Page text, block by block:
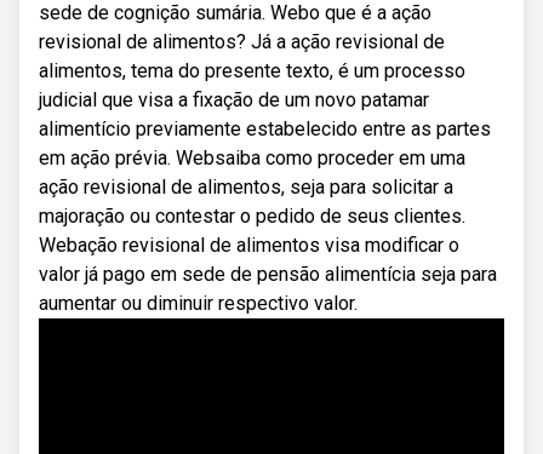
sede de cognição sumária. Webo que é a ação
revisional de alimentos? Já a ação revisional de
alimentos, tema do presente texto, é um processo
judicial que visa a fixação de um novo patamar
alimentício previamente estabelecido entre as partes
em ação prévia. Websaiba como proceder em uma
ação revisional de alimentos, seja para solicitar a
majoração ou contestar o pedido de seus clientes.
Webação revisional de alimentos visa modificar o
valor já pago em sede de pensão alimentícia seja para
aumentar ou diminuir respectivo valor.